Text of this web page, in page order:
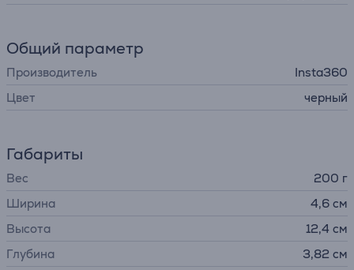
Общий параметр
Производитель
Insta360
Цвет
черный
Габариты
Вес
200 г
Ширина
4,6 см
Высота
12,4 см
Глубина
3,82 см